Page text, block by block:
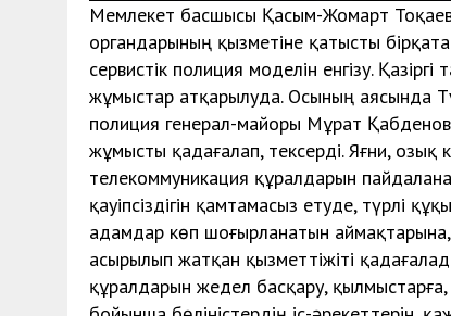
Мемлекет басшысы Қасым-Жомарт
органдарының қызметіне қатысты
сервистік полиция моделін енгізу.
жұмыстар атқарылуда. Осының аясында
полиция генерал-майоры Мұрат
жұмысты қадағалап, тексерді. Яғни,
телекоммуникация құралдарын
қауіпсіздігін қамтамасыз етуде, түрлі
адамдар көп шоғырланатын
асырылып жатқан қызметтіжіті
құралдарын жедел басқару, қылмыстарға,